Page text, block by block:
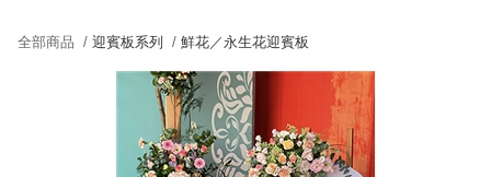
全部商品 /迎賓板系列 /鮮花／永生花迎賓板